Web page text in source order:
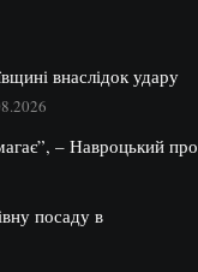
внаслідок удару
– Навроцький про
посаду в